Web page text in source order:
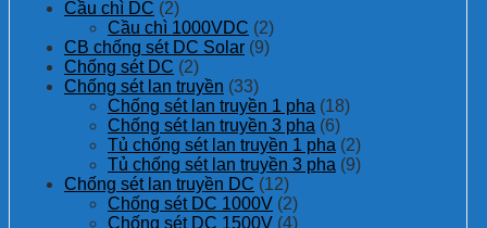
Cầu chì DC (2)
Cầu chì 1000VDC (2)
CB chống sét DC Solar (9)
Chống sét DC (2)
Chống sét lan truyền (33)
Chống sét lan truyền 1 pha (18)
Chống sét lan truyền 3 pha (6)
Tủ chống sét lan truyền 1 pha (2)
Tủ chống sét lan truyền 3 pha (9)
Chống sét lan truyền DC (12)
Chống sét DC 1000V (2)
Chống sét DC 1500V (4)